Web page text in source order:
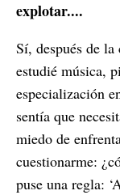
explotar....
Sí, después de la
estudié música,
especialización
sentía que
miedo de
cuestionarme:
puse una regla: